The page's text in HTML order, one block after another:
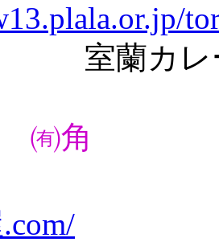
レーラー
㈲角